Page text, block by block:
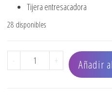
Tijera entresacadora
28 disponibles
- SET DE CORTE
+ Añadir